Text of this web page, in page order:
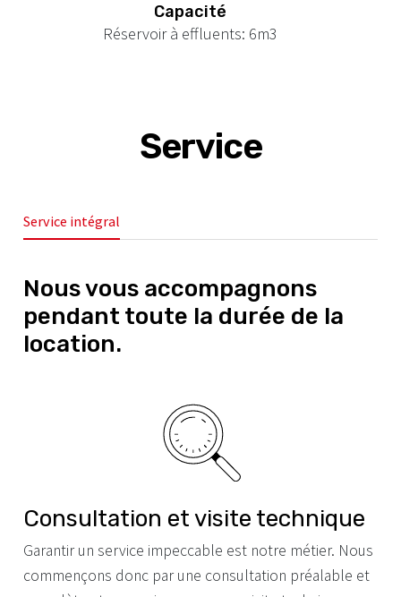
Capacité
Réservoir à effluents: 6m3
Service
Service intégral
Nous vous accompagnons
pendant toute la durée de la
location.
Consultation et visite technique
Garantir un service impeccable est notre métier. Nous
commençons donc par une consultation préalable et